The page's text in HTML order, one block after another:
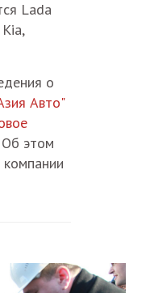
Lada
о
Авто"
Об этом
компании